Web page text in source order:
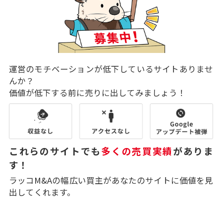
運営のモチベーションが低下しているサイトありませ
んか？
価値が低下する前に売りに出してみましょう！
これらのサイトでも多くの売買実績がありま
す！
ラッコM&Aの幅広い買主があなたのサイトに価値を見
出してくれます。